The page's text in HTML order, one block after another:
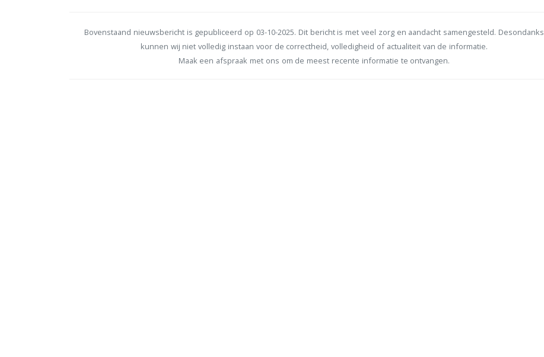
Bovenstaand nieuwsbericht is gepubliceerd op 03-10-2025. Dit bericht is met veel zorg en aandacht samengesteld. Desondanks
kunnen wij niet volledig instaan voor de correctheid, volledigheid of actualiteit van de informatie.
Maak een afspraak met ons om de meest recente informatie te ontvangen.